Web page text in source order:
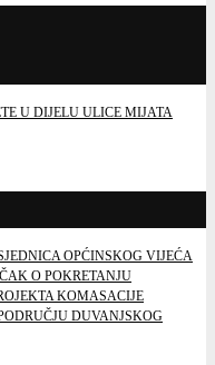
U DIJELU ULICE MIJATA
OPĆINSKOG VIJEĆA
O POKRETANJU
KOMASACIJE
DUVANJSKOG